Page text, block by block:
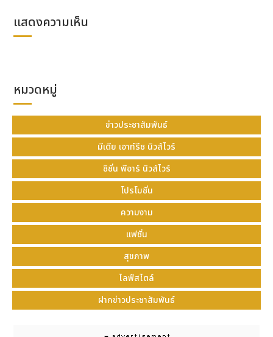
Dr.Piya” & “Beyond Beauty by Dr.Nida”
คอมลัมน์ประจำทุกวันที่ 10,20,30 ของทุกเดือน โดย “คุณ
กว่า 24 ปีที่ “คุณหมอนิดา” และ “คุณหมอปิยะ” ได้
รังสรรค์ความงดงามประหนึ่งคนไข้ทุกเคสเป็นงานศิลป์ชิ้น
เอกทำให้ Nida Esth’ ครองใจเหล่า Beauty Lover ทั้ง
ไม่ว่าจะเป็นทั้งชาวไทยหรือต่างประเทศต่างก็ไว้วางใจ
และยอมรับในด้านผลลัพธ์แห่งความงามที่คุณหมอทั้งสอง
ท่านทุ่มเทและตั้งใจรังสรรค์ความงามออกมาได้อย่าง
สมบูรณ์แบบตั้งแต่ศีรษะจรดปลายเท้าทั้ง
นอกเหนือจากเทคโนโลยีเลเซอร์เพื่อความงามแล้ว Nida
Esth’ Medical Centre’ ยังตอบโจทย์ในทุกมิติของ
ความงามแบบ “One-Stop-Perfect” ทั้ง SKIN SLIM
SURGERY HAIR ในคอนเซปต์ “Become A World-
Class Masterpiece” “งดงามประดุจงานศิลป์ชิ้น
เอก..ในมือแพทย์ผู้เชี่ยวชาญ” ด้วยประสบการณ์ในเส้นทาง
ความงามมากว่า 24 ปี ท่านสามารถติดตามประสบการณ์
ความงาม “Beauty Secret of Celebrity,
แสดงความเห็น
หมวดหมู่
ข่าวประชาสัมพันธ์
มีเดีย เอาท์รีช นิวส์ไวร์
ซิชั่น พีอาร์ นิวส์ไวร์
โปรโมชั่น
ความงาม
แฟชั่น
สุขภาพ
ไลฟ์สไตล์
ฝากข่าวประชาสัมพันธ์